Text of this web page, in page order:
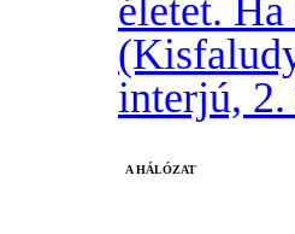
életet.
interjú, 2.
A HÁLÓZAT